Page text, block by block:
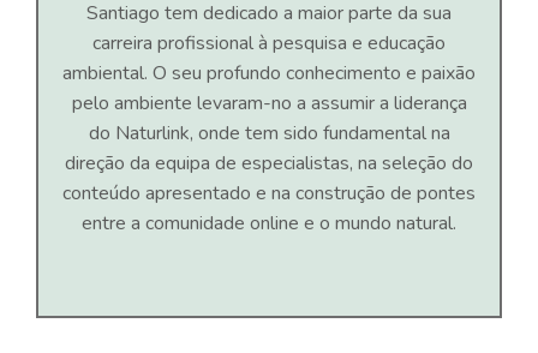
Santiago tem dedicado a maior parte da sua
carreira profissional à pesquisa e educação
ambiental. O seu profundo conhecimento e paixão
pelo ambiente levaram-no a assumir a liderança
do Naturlink, onde tem sido fundamental na
direção da equipa de especialistas, na seleção do
conteúdo apresentado e na construção de pontes
entre a comunidade online e o mundo natural.